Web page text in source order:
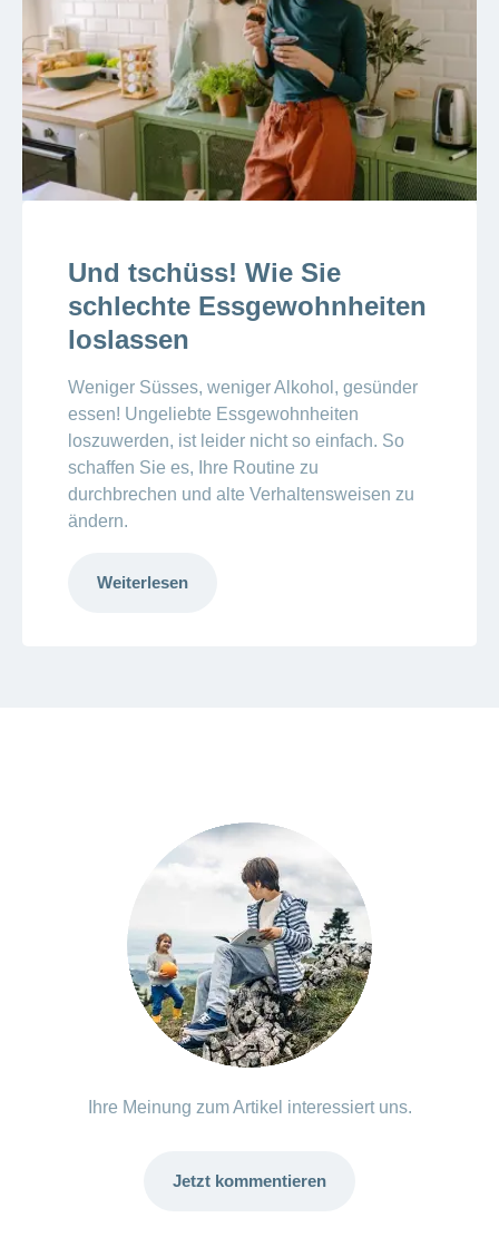
Und tschüss! Wie Sie
schlechte Essgewohnheiten
loslassen
Weniger Süsses, weniger Alkohol, gesünder
essen! Ungeliebte Essgewohnheiten
loszuwerden, ist leider nicht so einfach. So
schaffen Sie es, Ihre Routine zu
durchbrechen und alte Verhaltensweisen zu
ändern.
Weiterlesen
Ihre Meinung zum Artikel interessiert uns.
Jetzt kommentieren